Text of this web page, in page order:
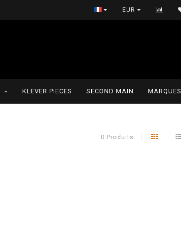
Persoonlijke service
EUR
KLEVER PIECES SECOND MAIN MARQUES
0 Produits